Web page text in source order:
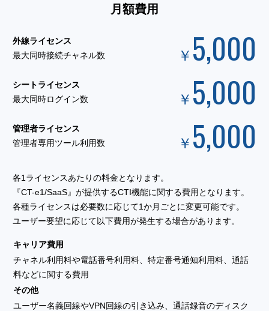
月額費用
外線ライセンス
最大同時接続チャネル数
￥5,000
シートライセンス
最大同時ログイン数
￥5,000
管理者ライセンス
管理者専用ツール利用数
￥5,000
各1ライセンスあたりの料金となります。
『CT-e1/SaaS』が提供するCTI機能に関する費用となります。
各種ライセンスは必要数に応じて1か月ごとに変更可能です。
ユーザー要望に応じて以下費用が発生する場合があります。
キャリア費用
チャネル利用料や電話番号利用料、特定番号通知利用料、通話
料などに関する費用
その他
ユーザー名義回線やVPN回線の引き込み、通話録音のディスク